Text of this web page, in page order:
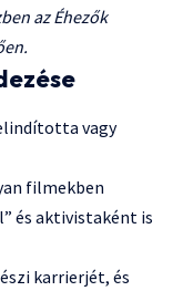
az Éhezők
vagy
filmekben
és aktivistaként is
karrierjét, és